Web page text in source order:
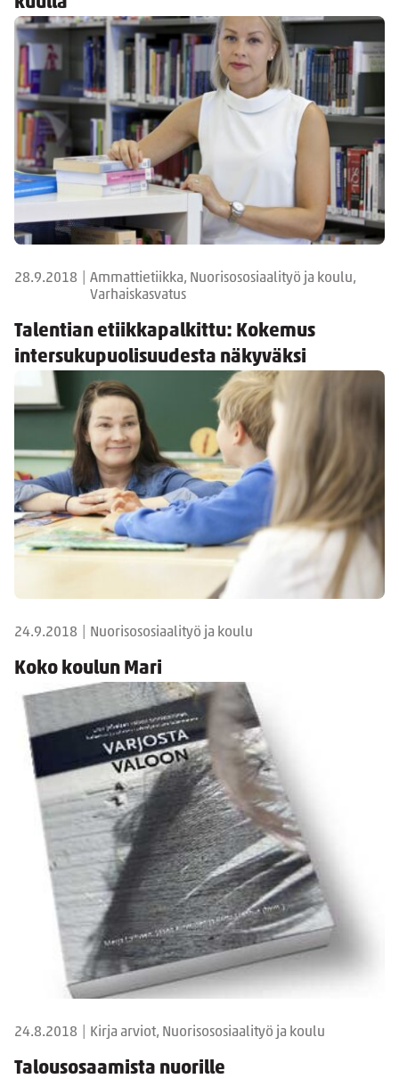
28.9.2018
Ammattietiikka, Nuorisososiaalityö ja koulu,
Varhaiskasvatus
Talentian etiikkapalkittu: Kokemus
intersukupuolisuudesta näkyväksi
24.9.2018 Nuorisososiaalityö ja koulu
Koko koulun Mari
24.8.2018 Kirja arviot, Nuorisososiaalityö ja koulu
Talousosaamista nuorille